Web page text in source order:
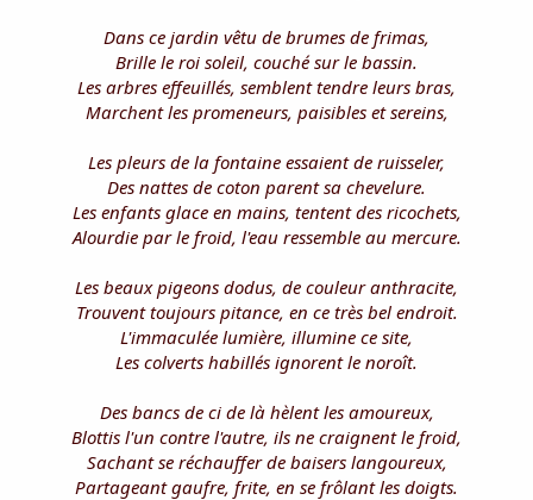
Dans ce jardin vêtu de brumes de frimas,
Brille le roi soleil, couché sur le bassin.
Les arbres effeuillés, semblent tendre leurs bras,
Marchent les promeneurs, paisibles et sereins,
Les pleurs de la fontaine essaient de ruisseler,
Des nattes de coton parent sa chevelure.
Les enfants glace en mains, tentent des ricochets,
Alourdie par le froid, l'eau ressemble au mercure.
Les beaux pigeons dodus, de couleur anthracite,
Trouvent toujours pitance, en ce très bel endroit.
L'immaculée lumière, illumine ce site,
Les colverts habillés ignorent le noroît.
Des bancs de ci de là hèlent les amoureux,
Blottis l'un contre l'autre, ils ne craignent le froid,
Sachant se réchauffer de baisers langoureux,
Partageant gaufre, frite, en se frôlant les doigts.